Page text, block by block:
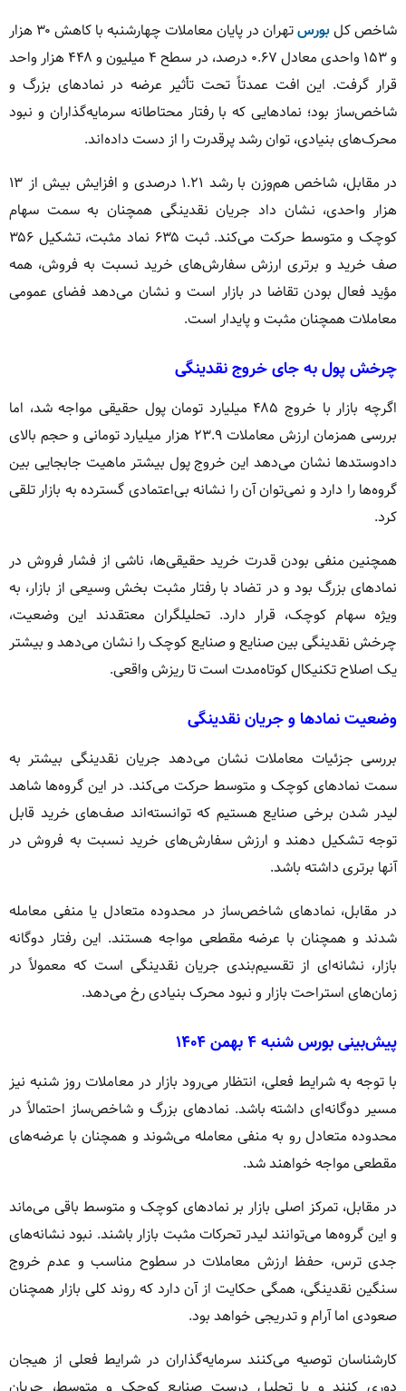
شاخص کلبورس
تهران در پایان معاملات چهارشنبه با کاهش ۳۰ هزار
و ۱۵۳ واحدی معادل ۰.۶۷ درصد، در سطح ۴ میلیون و ۴۴۸ هزار واحد
قرار گرفت. این افت عمدتاً تحت تأثیر عرضه در نمادهای بزرگ و
شاخص‌ساز بود؛ نمادهایی که با رفتار محتاطانه سرمایه‌گذاران و نبود
محرک‌های بنیادی، توان رشد پرقدرت را از دست داده‌اند.
در مقابل، شاخص هم‌وزن با رشد ۱.۲۱ درصدی و افزایش بیش از ۱۳
هزار واحدی، نشان داد جریان نقدینگی همچنان به سمت سهام
کوچک و متوسط حرکت می‌کند. ثبت ۶۳۵ نماد مثبت، تشکیل ۳۵۶
صف خرید و برتری ارزش سفارش‌های خرید نسبت به فروش، همه
مؤید فعال بودن تقاضا در بازار است و نشان می‌دهد فضای عمومی
معاملات همچنان مثبت و پایدار است.
چرخش پول به جای خروج نقدینگی
اگرچه بازار با خروج ۴۸۵ میلیارد تومان پول حقیقی مواجه شد، اما
بررسی همزمان ارزش معاملات ۲۳.۹ هزار میلیارد تومانی و حجم بالای
دادوستدها نشان می‌دهد این خروج پول بیشتر ماهیت جابجایی بین
گروه‌ها را دارد و نمی‌توان آن را نشانه بی‌اعتمادی گسترده به بازار تلقی
کرد.
همچنین منفی بودن قدرت خرید حقیقی‌ها، ناشی از فشار فروش در
نمادهای بزرگ بود و در تضاد با رفتار مثبت بخش وسیعی از بازار، به
ویژه سهام کوچک، قرار دارد. تحلیلگران معتقدند این وضعیت،
چرخش نقدینگی بین صنایع و صنایع کوچک را نشان می‌دهد و بیشتر
یک اصلاح تکنیکال کوتاه‌مدت است تا ریزش واقعی.
وضعیت نمادها و جریان نقدینگی
بررسی جزئیات معاملات نشان می‌دهد جریان نقدینگی بیشتر به
سمت نمادهای کوچک و متوسط حرکت می‌کند. در این گروه‌ها شاهد
لیدر شدن برخی صنایع هستیم که توانسته‌اند صف‌های خرید قابل
توجه تشکیل دهند و ارزش سفارش‌های خرید نسبت به فروش در
آنها برتری داشته باشد.
در مقابل، نمادهای شاخص‌ساز در محدوده متعادل یا منفی معامله
شدند و همچنان با عرضه مقطعی مواجه هستند. این رفتار دوگانه
بازار، نشانه‌ای از تقسیم‌بندی جریان نقدینگی است که معمولاً در
زمان‌های استراحت بازار و نبود محرک بنیادی رخ می‌دهد.
پیش‌بینی بورس شنبه ۴ بهمن ۱۴۰۴
با توجه به شرایط فعلی، انتظار می‌رود بازار در معاملات روز شنبه نیز
مسیر دوگانه‌ای داشته باشد. نمادهای بزرگ و شاخص‌ساز احتمالاً در
محدوده متعادل رو به منفی معامله می‌شوند و همچنان با عرضه‌های
مقطعی مواجه خواهند شد.
در مقابل، تمرکز اصلی بازار بر نمادهای کوچک و متوسط باقی می‌ماند
و این گروه‌ها می‌توانند لیدر تحرکات مثبت بازار باشند. نبود نشانه‌های
جدی ترس، حفظ ارزش معاملات در سطوح مناسب و عدم خروج
سنگین نقدینگی، همگی حکایت از آن دارد که روند کلی بازار همچنان
صعودی اما آرام و تدریجی خواهد بود.
کارشناسان توصیه می‌کنند سرمایه‌گذاران در شرایط فعلی از هیجان